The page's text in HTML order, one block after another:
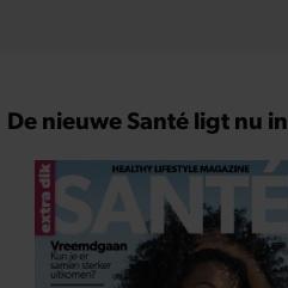
De nieuwe Santé ligt nu